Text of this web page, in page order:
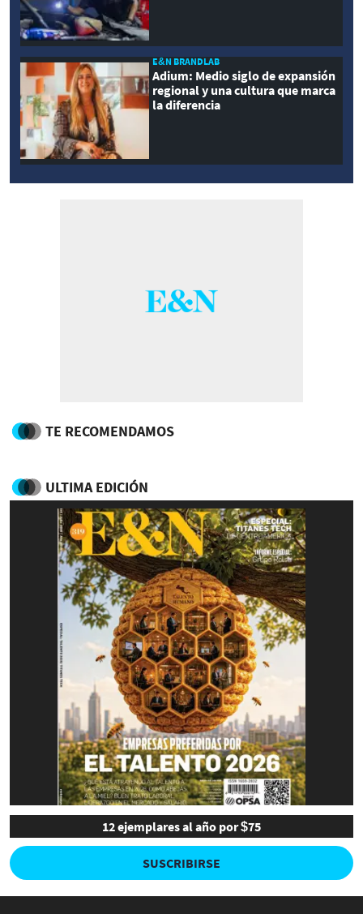
E&N BRANDLAB
Adium: Medio siglo de expansión
regional y una cultura que marca
la diferencia
TE RECOMENDAMOS
ULTIMA EDICIÓN
12 ejemplares al año por $75
SUSCRIBIRSE